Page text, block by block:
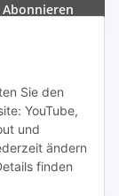
Sie den
YouTube,
und
ändern
finden
Abonnieren